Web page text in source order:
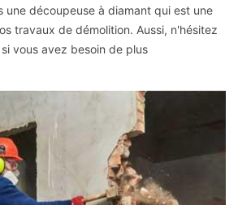
une découpeuse à diamant qui est une
travaux de démolition. Aussi, n'hésitez
vous avez besoin de plus